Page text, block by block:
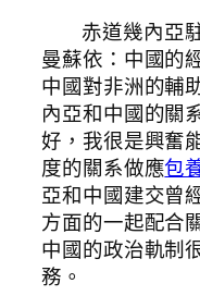
赤道幾內亞
曼蘇依：中國的
中國對非洲的輔
內亞和中國的關
好，我很是興奮
度的關系做應包
亞和中國建交曾
方面的一起配合
中國的政治軌制
務。